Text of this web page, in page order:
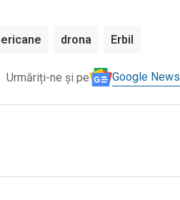
drona Erbil
Urmăriți-ne și pe Google News